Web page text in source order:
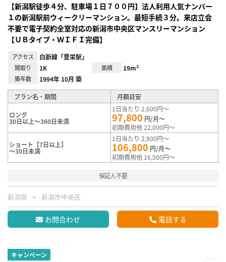
【新潟駅徒歩４分、駐車場１日７００円】法人利用人気ナンバー
１の新潟駅前ウィークリーマンション。最短手続３分。来店立会
不要で電子契約全室対応の新潟市中央区マンスリーマンション
【ＵＢタイプ・ＷＩＦＩ完備】
アクセス 白新線「豊栄駅」
間取り 1K 面積 19m²
築年数 1994年 10月 築
プラン名・期間 月額目安
ロング
30日以上～360日未満
1日当たり 2,600円～
97,800 円/月～
初期費用他 22,000円～
ショート【7日以上】
～30日未満
1日当たり 2,900円～
106,800 円/月～
初期費用他 16,500円～
保証人不要
新潟県 新潟市中央区
お問合わせ 電話する
キャンペーン